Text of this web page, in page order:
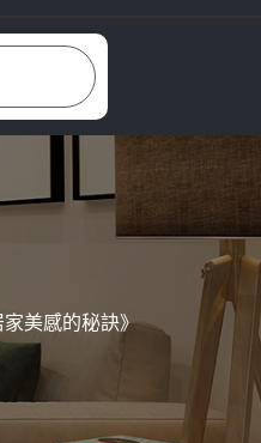
家美感的秘訣》